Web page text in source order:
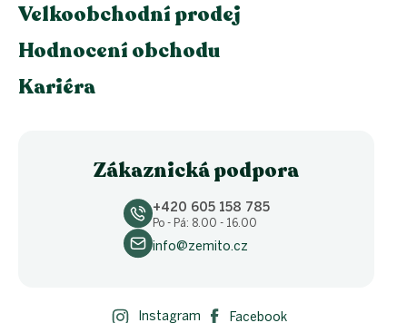
Velkoobchodní prodej
Hodnocení obchodu
Kariéra
Zákaznická podpora
+420 605 158 785
Po - Pá: 8.00 - 16.00
info@zemito.cz
Instagram Facebook